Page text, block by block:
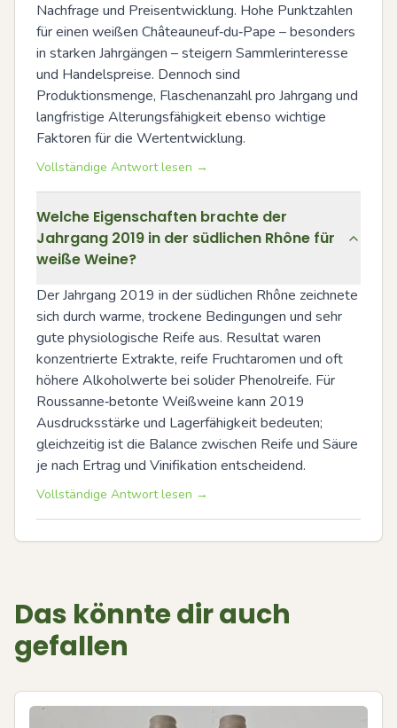
Nachfrage und Preisentwicklung. Hohe Punktzahlen
für einen weißen Châteauneuf‑du‑Pape – besonders
in starken Jahrgängen – steigern Sammlerinteresse
und Handelspreise. Dennoch sind
Produktionsmenge, Flaschenanzahl pro Jahrgang und
langfristige Alterungsfähigkeit ebenso wichtige
Faktoren für die Wertentwicklung.
Vollständige Antwort lesen →
Welche Eigenschaften brachte der
Jahrgang 2019 in der südlichen Rhône für
weiße Weine?
Der Jahrgang 2019 in der südlichen Rhône zeichnete
sich durch warme, trockene Bedingungen und sehr
gute physiologische Reife aus. Resultat waren
konzentrierte Extrakte, reife Fruchtaromen und oft
höhere Alkoholwerte bei solider Phenolreife. Für
Roussanne‑betonte Weißweine kann 2019
Ausdrucksstärke und Lagerfähigkeit bedeuten;
gleichzeitig ist die Balance zwischen Reife und Säure
je nach Ertrag und Vinifikation entscheidend.
Vollständige Antwort lesen →
Das könnte dir auch
gefallen